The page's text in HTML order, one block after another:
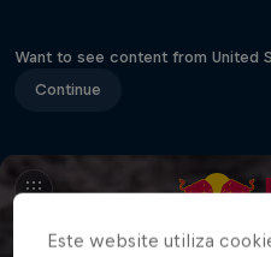
Want to see content from United
Continue
Este website utiliza